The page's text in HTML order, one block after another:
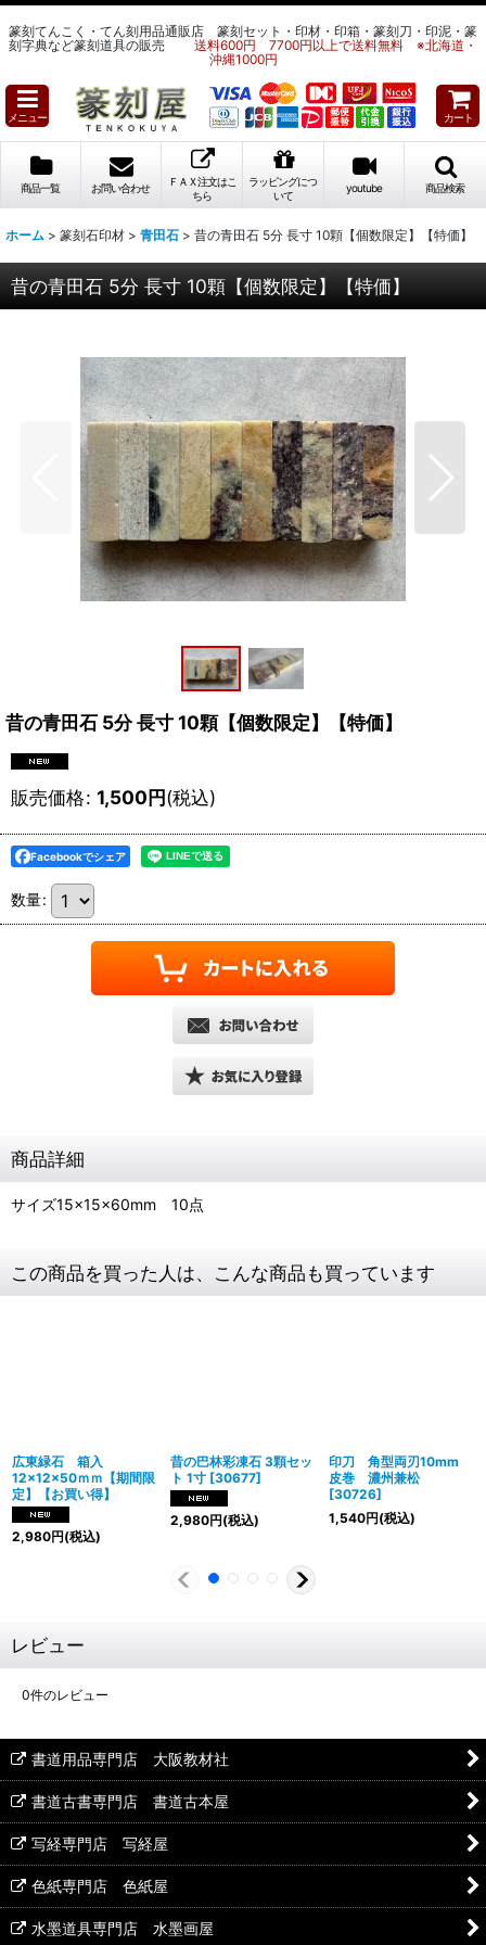
篆刻てんこく・てん刻用品通販店 篆刻セット・印材・印箱・篆刻刀・印泥・篆
刻字典など篆刻道具の販売 送料600円 7700円以上で送料無料 ※北海道・
沖縄1000円
メニュー カート
商品一覧 お問い合わせ
ＦＡＸ注文はこ
ちら
ラッピングにつ
いて
youtube 商品検索
ホーム > 篆刻石印材 > 青田石 > 昔の青田石 5分 長寸 10顆【個数限定】【特価】
昔の青田石 5分 長寸 10顆【個数限定】【特価】
昔の青田石 5分 長寸 10顆【個数限定】【特価】
販売価格: 1,500円(税込)
Facebookでシェア
数量:
商品詳細
サイズ15×15×60mm 10点
この商品を買った人は、こんな商品も買っています
広東緑石 箱入
12×12×50ｍｍ【期間限
定】【お買い得】
2,980円(税込)
昔の巴林彩凍石 3顆セッ
ト 1寸 [30677]
2,980円(税込)
印刀 角型両刃10mm
皮巻 濃州兼松
[30726]
1,540円(税込)
レビュー
0件のレビュー
書道用品専門店 大阪教材社
書道古書専門店 書道古本屋
写経専門店 写経屋
色紙専門店 色紙屋
水墨道具専門店 水墨画屋